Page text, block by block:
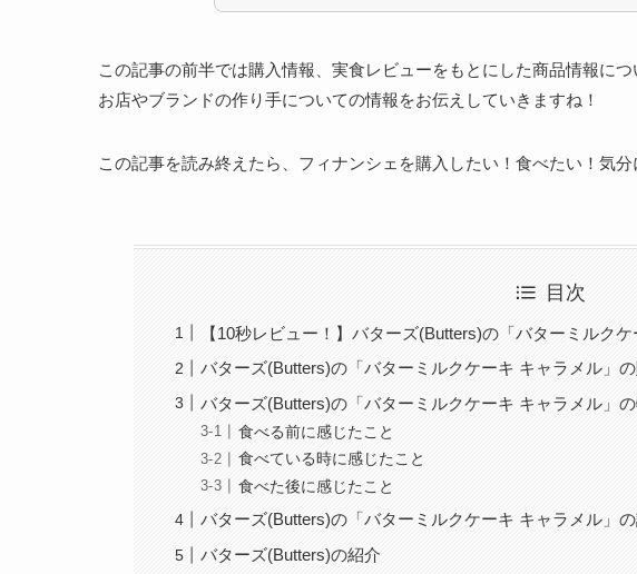
この記事の前半では購入情報、実食レビューをもとにした商品情報に
お店やブランドの作り手についての情報をお伝えしていきますね！
この記事を読み終えたら、フィナンシェを購入したい！食べたい！気分
目次
【10秒レビュー！】バターズ(Butters)の「バターミルクケ
バターズ(Butters)の「バターミルクケーキ キャラメル」
バターズ(Butters)の「バターミルクケーキ キャラメル」
食べる前に感じたこと
食べている時に感じたこと
食べた後に感じたこと
バターズ(Butters)の「バターミルクケーキ キャラメル」
バターズ(Butters)の紹介